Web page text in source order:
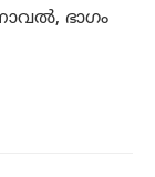
ഭാഗം